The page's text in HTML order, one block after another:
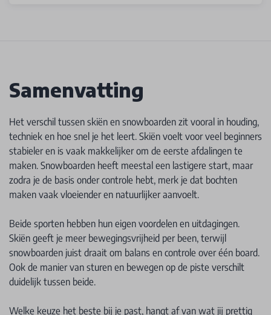
Samenvatting
Het verschil tussen skiën en snowboarden zit vooral in houding,
techniek en hoe snel je het leert. Skiën voelt voor veel beginners
stabieler en is vaak makkelijker om de eerste afdalingen te
maken. Snowboarden heeft meestal een lastigere start, maar
zodra je de basis onder controle hebt, merk je dat bochten
maken vaak vloeiender en natuurlijker aanvoelt.
Beide sporten hebben hun eigen voordelen en uitdagingen.
Skiën geeft je meer bewegingsvrijheid per been, terwijl
snowboarden juist draait om balans en controle over één board.
Ook de manier van sturen en bewegen op de piste verschilt
duidelijk tussen beide.
Welke keuze het beste bij je past, hangt af van wat jij prettig